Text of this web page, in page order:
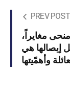
PREV POST
مغايراً،
إيصالها هي
وأهمّيتها